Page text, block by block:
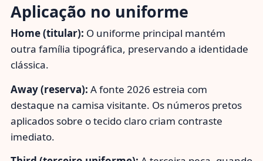
Aplicação no uniforme
Home (titular): O uniforme principal mantém
outra família tipográfica, preservando a identidade
clássica.
Away (reserva): A fonte 2026 estreia com
destaque na camisa visitante. Os números pretos
aplicados sobre o tecido claro criam contraste
imediato.